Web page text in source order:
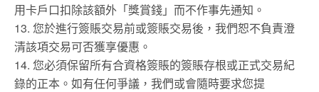
用卡戶口扣除該額外「獎賞錢」而不作事先通知。
13. 您於進行簽賬交易前或簽賬交易後，我們恕不負責澄
清該項交易可否獲享優惠。
14. 您必須保留所有合資格簽賬的簽賬存根或正式交易紀
錄的正本。如有任何爭議，我們或會隨時要求您提